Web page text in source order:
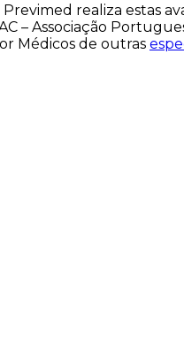
realiza estas
– Associação
Médicos de outras